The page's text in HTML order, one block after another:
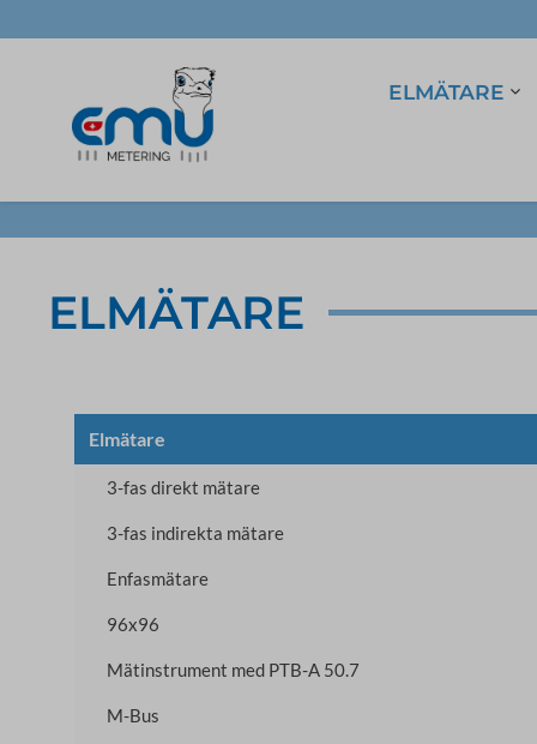
ELMÄTARE
3-fas direkt mätare
5A
Software
ELMÄTARE
Elmätare
3-fas direkt mätare
3-fas indirekta mätare
Enfasmätare
96x96
Mätinstrument med PTB-A 50.7
M-Bus